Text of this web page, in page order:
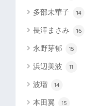
多部未華子 14
長澤まさみ 16
永野芽郁 15
浜辺美波 11
波瑠 14
本田翼 15